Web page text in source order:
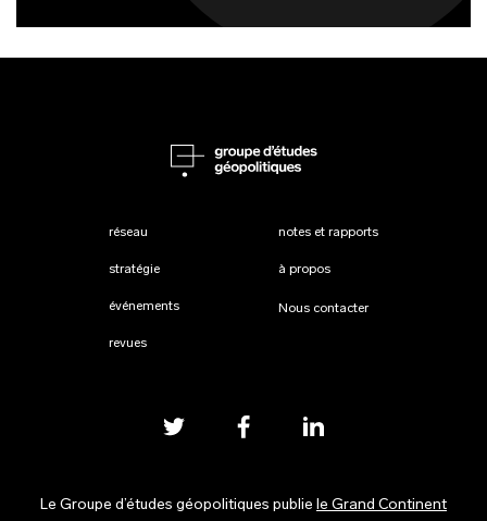
réseau
stratégie
événements
revues
notes et rapports
à propos
Nous contacter
Le Groupe d’études géopolitiques publie le Grand Continent